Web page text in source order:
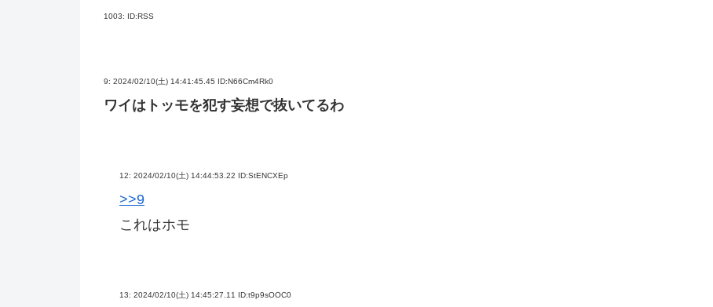
1003: ID:RSS
9: 2024/02/10(土) 14:41:45.45 ID:N66Cm4Rk0
ワイはトッモを犯す妄想で抜いてるわ
12: 2024/02/10(土) 14:44:53.22 ID:StENCXEp
>>9
これはホモ
13: 2024/02/10(土) 14:45:27.11 ID:t9p9sOOC0